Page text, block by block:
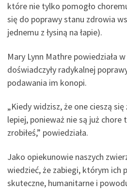
które nie tylko pomogło
się do poprawy stanu zdrowia
jednemu z łysiną na łapie).
Mary Lynn Mathre powiedziała
doświadczyły radykalnej
podawania im konopi.
„Kiedy widzisz, że one cieszą
lepiej, ponieważ nie są już chore
zrobiłeś,” powiedziała.
Jako opiekunowie naszych
wiedzieć, że zabiegi, którym ich
skuteczne, humanitarne i